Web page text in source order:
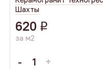
Шахты
620 q
за м2